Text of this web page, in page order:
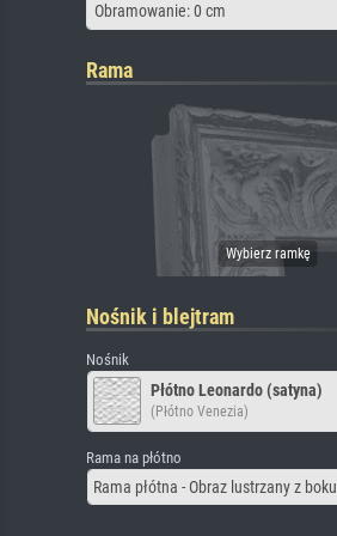
Obramowanie: 0 cm
Rama
Nośnik i blejtram
Nośnik
Płótno Leonardo (satyna)
(Płótno Venezia)
Rama na płótno
Rama płótna - Obraz lustrzany z boku